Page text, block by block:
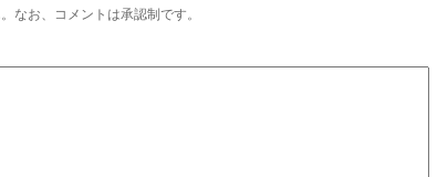
なお、コメントは承認制です。